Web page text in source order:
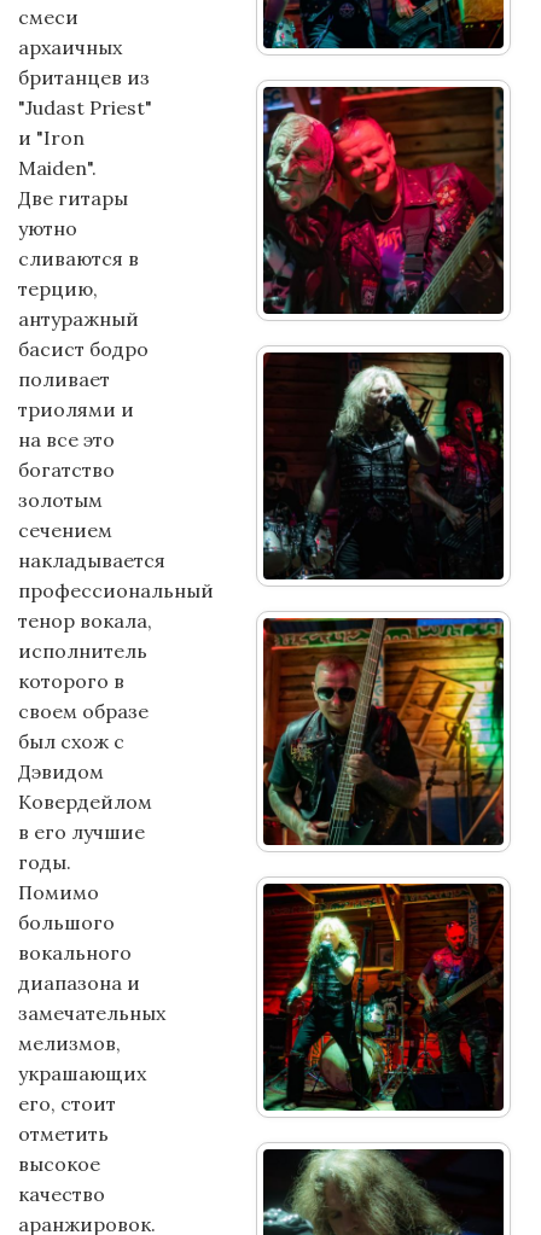
смеси
архаичных
британцев из
"Judast Priest"
и "Iron
Maiden".
Две гитары
уютно
сливаются в
терцию,
антуражный
басист бодро
поливает
триолями и
на все это
богатство
золотым
сечением
накладывается
профессиональный
тенор вокала,
исполнитель
которого в
своем образе
был схож с
Дэвидом
Ковердейлом
в его лучшие
годы.
Помимо
большого
вокального
диапазона и
замечательных
мелизмов,
украшающих
его, стоит
отметить
высокое
качество
аранжировок.